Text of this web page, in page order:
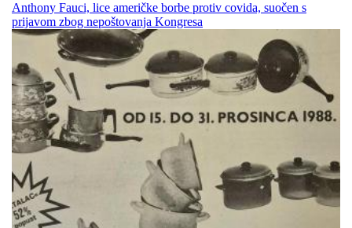
Anthony Fauci, lice američke borbe protiv covida, suočen s
prijavom zbog nepoštovanja Kongresa